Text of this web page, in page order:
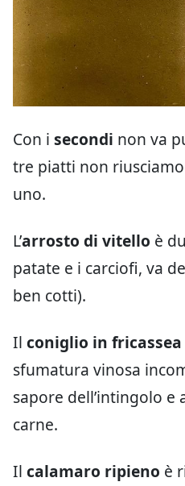
Con i secondi non va
tre piatti non
uno.
L’arrosto di vitello è
patate e i carciofi, va
ben cotti).
Il coniglio in fricassea
sfumatura vinosa
sapore dell’intingolo e
carne.
Il calamaro ripieno è